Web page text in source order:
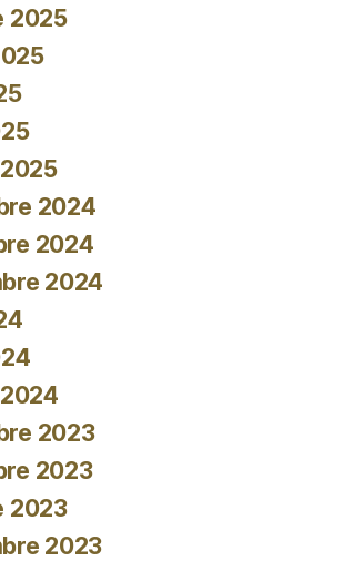
2025
2024
2024
2024
2023
2023
2023
2023